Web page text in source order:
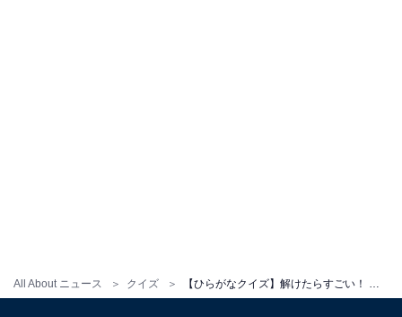
All About ニュース クイズ